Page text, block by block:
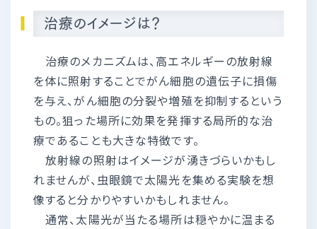
治療のイメージは？
治療のメカニズムは、高エネルギーの放射線
を体に照射することでがん細胞の遺伝子に損傷
を与え、がん細胞の分裂や増殖を抑制するという
もの。狙った場所に効果を発揮する局所的な治
療であることも大きな特徴です。
放射線の照射はイメージが湧きづらいかもし
れませんが、虫眼鏡で太陽光を集める実験を想
像すると分かりやすいかもしれません。
通常、太陽光が当たる場所は穏やかに温まる